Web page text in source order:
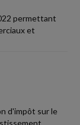
permettant
et
d'impôt sur le